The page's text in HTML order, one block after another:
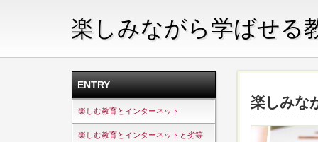
楽しみながら学ばせる
ENTRY
楽しむ教育とインターネット
楽しむ教育とインターネットと劣等
楽しみな